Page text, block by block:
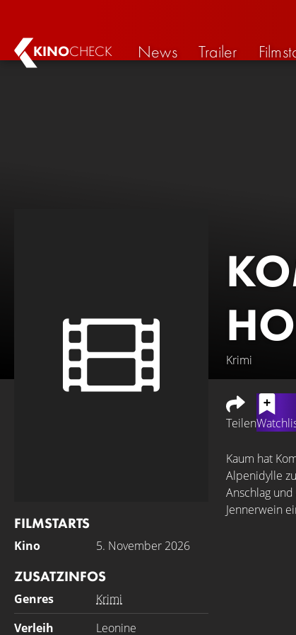
KINOCHECK News Trailer
Krimi
FILMSTARTS
Kino 5. November 2026
ZUSATZINFOS
Genres
Krimi
Verleih
Leonine
Teilen
Kaum hat
Alpenidylle
Anschlag
Jennerwein